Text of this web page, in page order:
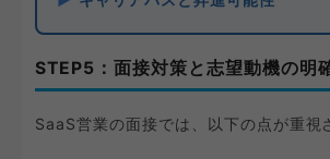
STEP5：面接対策と志望動機の明
SaaS営業の面接では、以下の点が重視